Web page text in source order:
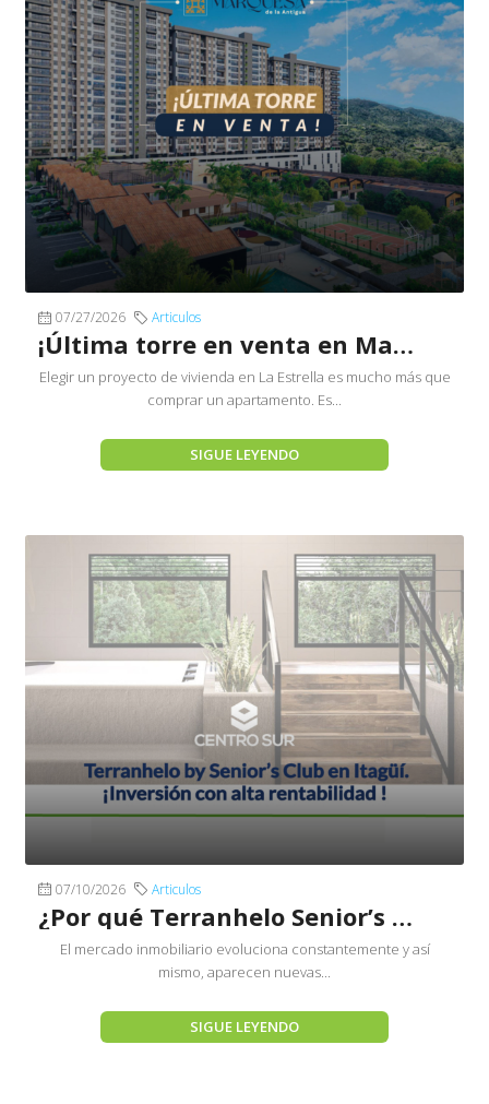
07/27/2026 Articulos
¡Última torre en venta en Marquesa de La Antigua!
Elegir un proyecto de vivienda en La Estrella es mucho más que
comprar un apartamento. Es...
SIGUE LEYENDO
07/10/2026 Articulos
¿Por qué Terranhelo Senior’s Club Itagüí es una inversión rentable?
El mercado inmobiliario evoluciona constantemente y así
mismo, aparecen nuevas...
SIGUE LEYENDO